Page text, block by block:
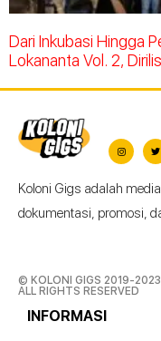
Dari Inkubasi Hingga
Lokananta Vol. 2,
Koloni Gigs adalah
dokumentasi, promosi,
© KOLONI GIGS 2019-
ALL RIGHTS RESERVED
INFORMASI